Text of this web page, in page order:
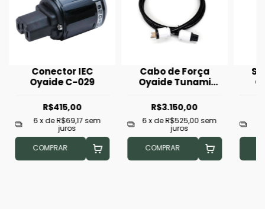
Conector IEC
Oyaide C-029
R$415,00
6x deR$69,17 sem
juros
COMPRAR
Cabo de Força
Oyaide Tunami
R$3.150,00
6x deR$525,00 sem
juros
COMPRAR